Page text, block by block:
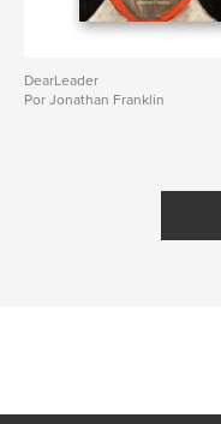
DearLeader
Por Jonathan Franklin